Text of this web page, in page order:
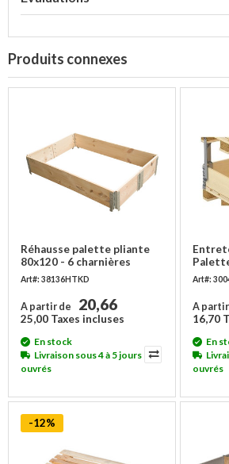
Produits connexes
Réhausse palette pliante
80x120 - 6 charnières
Art#: 38136HTKD
A partir de 20,66
25,00 Taxes incluses
En stock
Livraison sous 4 à 5 jours
ouvrés
Art#:
A
16,70
En
ouvrés
-12%